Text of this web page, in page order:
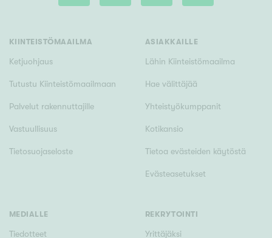
Välttävä
Järvi- tai merinäköala
Maalämpö
Oma ranta
Senioriasunto
KIINTEISTÖMAAILMA
Ketjuohjaus
Tutustu Kiinteistömaailmaan
Palvelut rakennuttajille
Vastuullisuus
Tietosuojaseloste
ASIAKKAILLE
Lähin Kiinteistömaailma
Hae välittäjää
Yhteistyökumppanit
Kotikansio
Tietoa evästeiden käytöstä
Evästeasetukset
MEDIALLE
Tiedotteet
REKRYTOINTI
Yrittäjäksi